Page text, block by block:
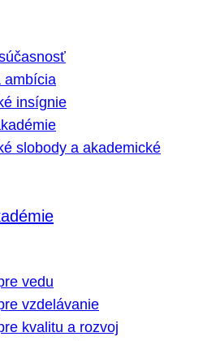
ambícia
insígnie
slobody a akademické
vedu
vzdelávanie
kvalitu a rozvoj